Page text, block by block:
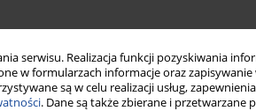
serwisu. Realizacja funkcji pozyskiwania
w formularzach informacje oraz
są w celu realizacji usług,
. Dane są także zbierane i przetwarzane